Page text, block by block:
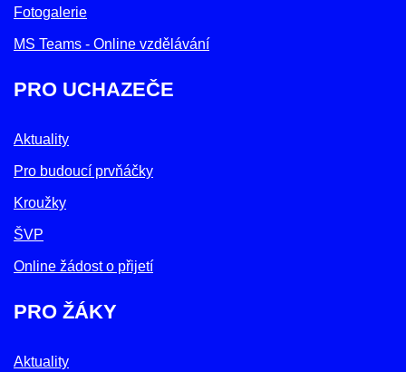
Fotogalerie
MS Teams - Online vzdělávání
PRO UCHAZEČE
Aktuality
Pro budoucí prvňáčky
Kroužky
ŠVP
Online žádost o přijetí
PRO ŽÁKY
Aktuality